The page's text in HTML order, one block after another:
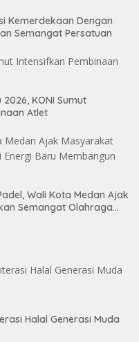
Kemerdekaan Dengan
Semangat Persatuan
KONI Sumut
Atlet
Wali Kota Medan Ajak
Semangat Olahraga
Halal Generasi Muda